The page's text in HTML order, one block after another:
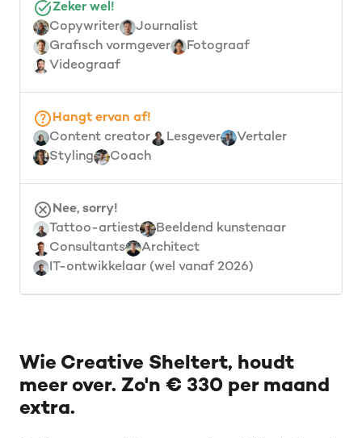
Zeker wel!
Copywriter
Journalist
Grafisch vormgever
Fotograaf
Videograaf
Hangt ervan af!
Content creator
Lesgever
Vertaler
Styling
Coach
Nee, sorry!
Tattoo-artiest
Beeldend kunstenaar
Consultants
Architect
IT-ontwikkelaar (wel vanaf 2026)
Wie Creative Sheltert, houdt
meer over. Zo'n € 330 per maand
extra.